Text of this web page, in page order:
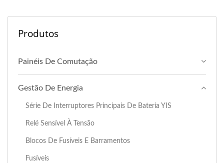
Produtos
Painéis De Comutação
Gestão De Energia
Série De Interruptores Principais De Bateria YIS
Relé Sensível À Tensão
Blocos De Fusíveis E Barramentos
Fusíveis